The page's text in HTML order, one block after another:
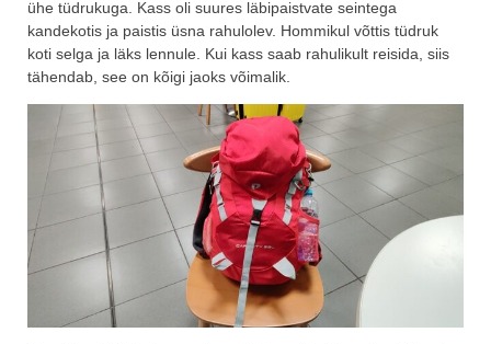
ühe tüdrukuga. Kass oli suures läbipaistvate seintega
kandekotis ja paistis üsna rahulolev. Hommikul võttis tüdruk
koti selga ja läks lennule. Kui kass saab rahulikult reisida, siis
tähendab, see on kõigi jaoks võimalik.